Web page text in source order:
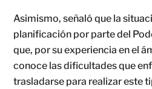
Asimismo, señaló que la
planificación por parte del
que, por su experiencia en el
conoce las dificultades que
trasladarse para realizar este